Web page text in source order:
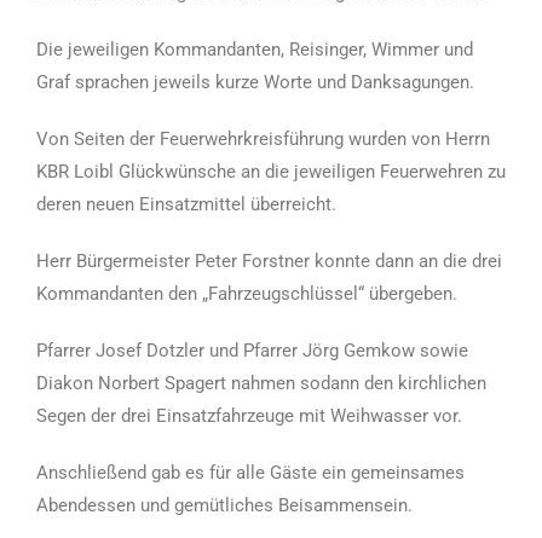
Die jeweiligen Kommandanten, Reisinger, Wimmer und
Graf sprachen jeweils kurze Worte und Danksagungen.
Von Seiten der Feuerwehrkreisführung wurden von Herrn
KBR Loibl Glückwünsche an die jeweiligen Feuerwehren zu
deren neuen Einsatzmittel überreicht.
Herr Bürgermeister Peter Forstner konnte dann an die drei
Kommandanten den „Fahrzeugschlüssel“ übergeben.
Pfarrer Josef Dotzler und Pfarrer Jörg Gemkow sowie
Diakon Norbert Spagert nahmen sodann den kirchlichen
Segen der drei Einsatzfahrzeuge mit Weihwasser vor.
Anschließend gab es für alle Gäste ein gemeinsames
Abendessen und gemütliches Beisammensein.